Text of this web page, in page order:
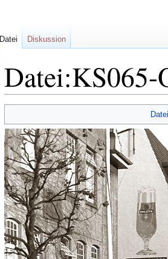
Datei:KS065-
Navigation
springen
Suche
springen
Datei Diskussion